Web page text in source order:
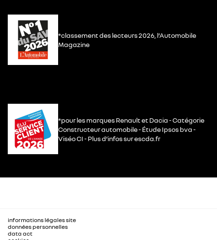
*classement des lecteurs 2026, l’Automobile
Magazine
*pour les marques Renault et Dacia - Catégorie
Constructeur automobile - Étude Ipsos bva -
Viséo CI - Plus d’infos sur escda.fr
informations légales site
données personnelles
data act